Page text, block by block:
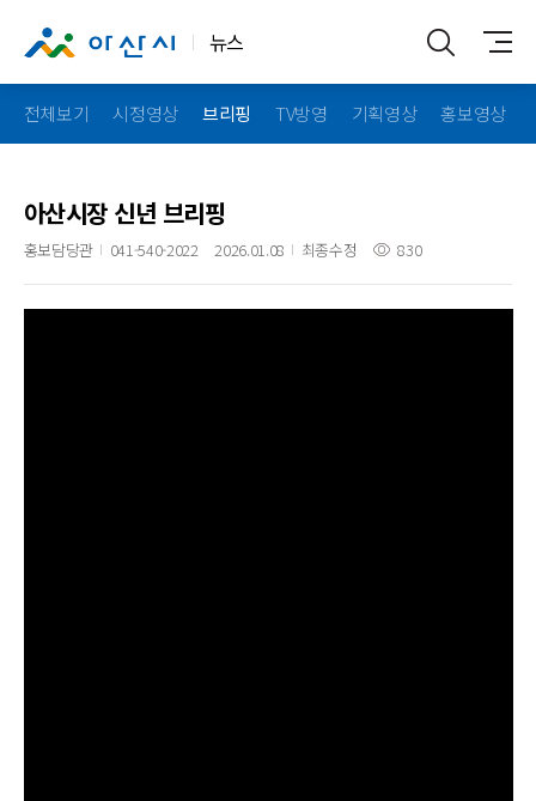
뉴스
전체보기 시정영상 브리핑 TV방영 기획영상 홍보영상
아산시장 신년 브리핑
홍보담당관 041-540-2022 2026.01.08 최종수정 830